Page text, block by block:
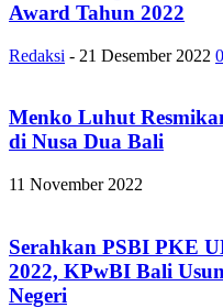
Award Tahun 2022
Redaksi - 21 Desember 2022 0
Menko Luhut
di Nusa Dua Bali
11 November 2022
Serahkan PSBI PKE
2022, KPwBI Bali
Negeri